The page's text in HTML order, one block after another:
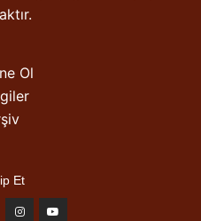
Ol
Et